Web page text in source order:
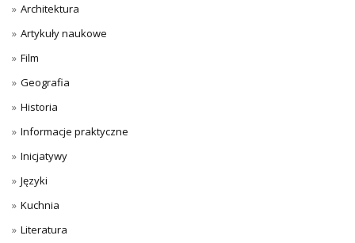
Architektura
Artykuły naukowe
Film
Geografia
Historia
Informacje praktyczne
Inicjatywy
Języki
Kuchnia
Literatura